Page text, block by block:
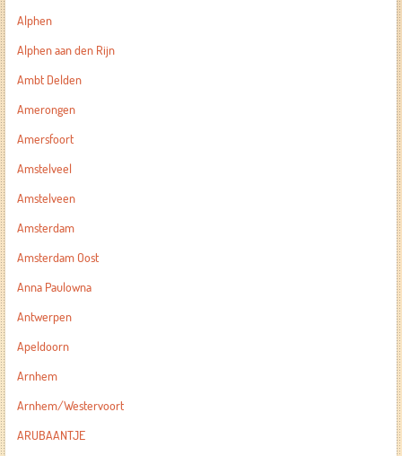
Alphen
Alphen aan den Rijn
Ambt Delden
Amerongen
Amersfoort
Amstelveel
Amstelveen
Amsterdam
Amsterdam Oost
Anna Paulowna
Antwerpen
Apeldoorn
Arnhem
Arnhem/Westervoort
ARUBAANTJE